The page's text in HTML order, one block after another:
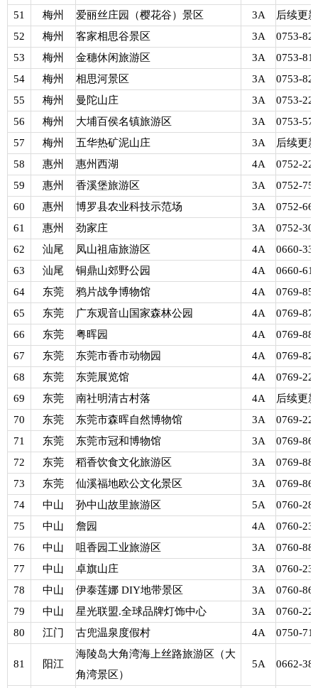
51 梅州 爱丽丝庄园（樱花谷）景区 3A
后续更新
52
梅州 客家相思谷景区 3A
0753-
53
梅州 金穗休闲旅游区 3A
0753-
54
梅州 相思河景区 3A
0753-
55
梅州 曼陀山庄 3A
0753-
56
梅州 大埔百侯名镇旅游区 3A
0753-
57
梅州 五华热矿泥山庄 3A
后续更新
58
惠州 惠州西湖 4A
0752-
59
惠州 香溪堡旅游区 3A
0752-
60
惠州 博罗县农业科技示范场 3A
0752-
61
惠州 劲家庄 3A
0752-
62
汕尾 凤山祖庙旅游区 4A
0660-
63
汕尾 铜鼎山郊野公园 4A
0660-
64
东莞 鸦片战争博物馆 4A
0769-
65
东莞 广东观音山国家森林公园 4A
0769-
66
东莞 粤晖园 4A
0769-
67
东莞 东莞市香市动物园 4A
0769-
68
东莞 东莞展览馆 4A
0769-
69
东莞 南社明清古村落 4A
后续更新
70
东莞 东莞市森晖自然博物馆 3A
0769-
71
东莞 东莞市冠和博物馆 3A
0769-
72
东莞 稻香饮食文化旅游区 3A
0769-
73
东莞 仙溪福地欧公文化景区 3A
0769-
74
中山 孙中山故里旅游区 5A
0760-
75
中山 詹园 4A
0760-
76
中山 咀香园工业旅游区 3A
0760-
77
中山 卓旗山庄 3A
0760-
78
中山 伊泰莲娜 DIY地带景区 3A
0760-
79
中山 星光联盟.全球品牌灯饰中心 3A
0760-
80
江门 古兜温泉度假村 4A 0750-
81 阳江
海陵岛大角湾海上丝路旅游区（大
角湾景区）
5A 0662-